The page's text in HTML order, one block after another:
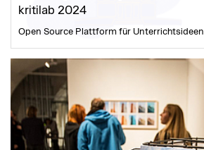
kritilab 2024
Open Source Plattform für Unterrichtsideen